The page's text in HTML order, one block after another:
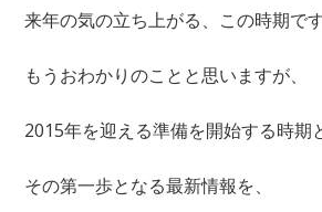
来年の気の立ち上がる、この時期です
もうおわかりのことと思いますが、
2015年を迎える準備を開始する時期
その第一歩となる最新情報を、